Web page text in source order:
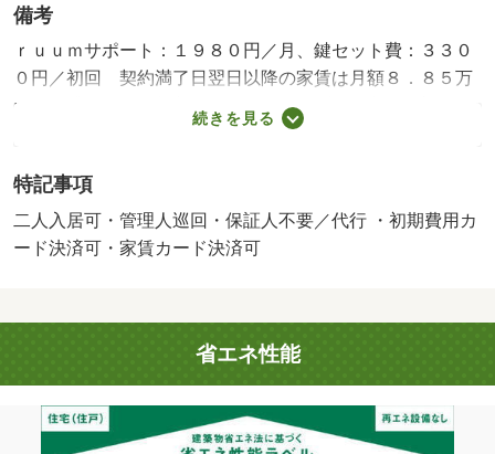
備考
ｒｕｕｍサポート：１９８０円／月、鍵セット費：３３０
０円／初回 契約満了日翌日以降の家賃は月額８．８５万
円・賃貸保証等：加入要（ハウスリーブ利用必須 初回保
証料 ２２，０００円、月額総賃料の２．２％）・維持費
巡回・機能性に優れたシステムキッチン付き物件♪・バイク
置場：なし・駐輪場：有/クリーニング費 70000円
続きを見る
特記事項
二人入居可・管理人巡回・保証人不要／代行 ・初期費用カ
ード決済可・家賃カード決済可
省エネ性能